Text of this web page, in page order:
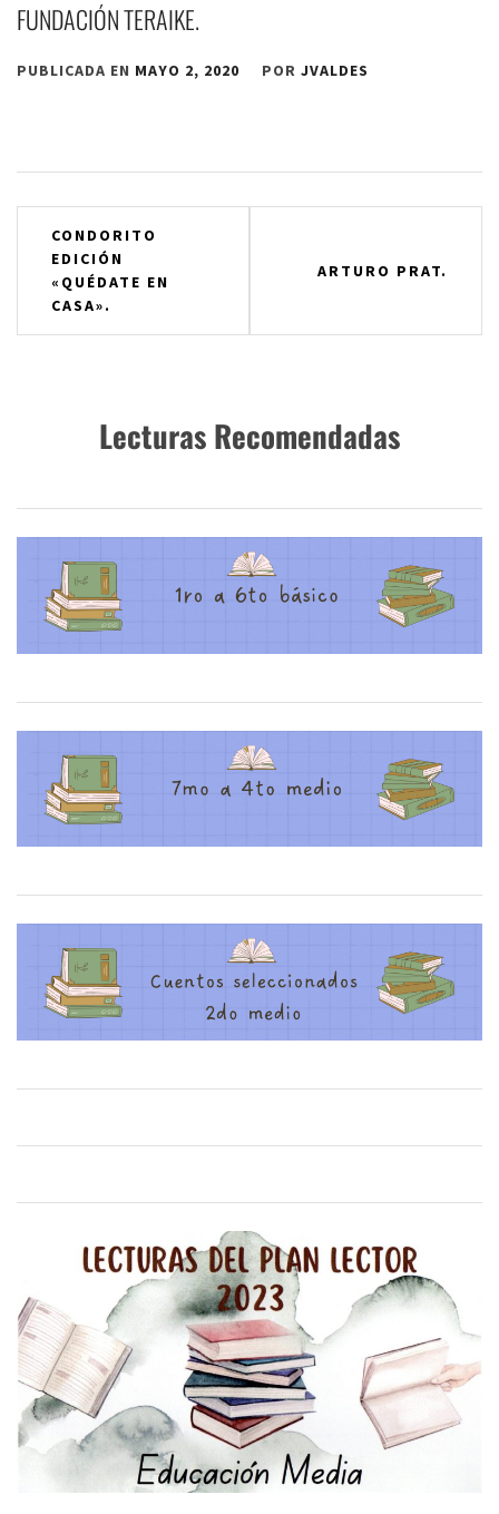
FUNDACIÓN TERAIKE.
PUBLICADA EN MAYO 2, 2020 POR JVALDES
Navegación
entradas
CONDORITO
EDICIÓN
«QUÉDATE EN
CASA».
ARTURO PRAT.
Lecturas Recomendadas